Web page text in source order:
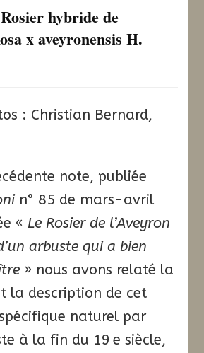
hybride de
x aveyronensis H.
: Christian Bernard,
note, publiée
n° 85 de mars-avril
« Le Rosier de l’Aveyron
arbuste qui a bien
» nous avons relaté la
la description de cet
naturel par
à la fin du 19 e siècle,